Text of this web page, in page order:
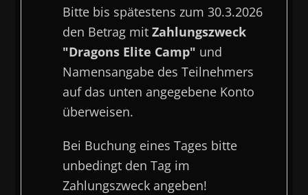
Bitte bis spätestens zum 30.3.2026
den Betrag mit Zahlungszweck
"Dragons Elite Camp" und
Namensangabe des Teilnehmers
auf das unten angegebene Konto
überweisen.
Bei Buchung eines Tages bitte
unbedingt den Tag im
Zahlungszweck angeben!